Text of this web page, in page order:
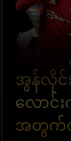
အွန်လိုင်
လောင်း
အတွက်